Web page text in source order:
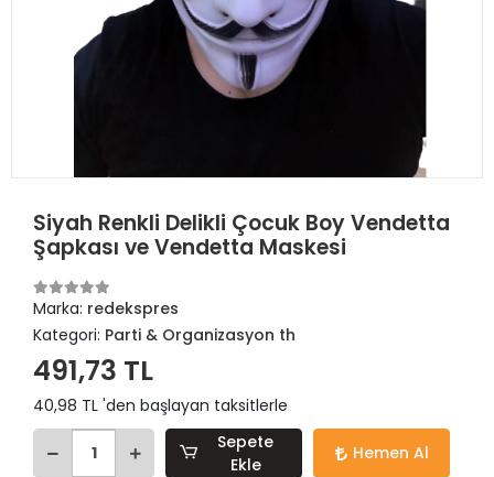
Siyah Renkli Delikli Çocuk Boy Vendetta
Şapkası ve Vendetta Maskesi
Marka: redekspres
Kategori: Parti & Organizasyon th
491,73 TL
40,98 TL 'den başlayan taksitlerle
Sepete
Ekle
Hemen Al